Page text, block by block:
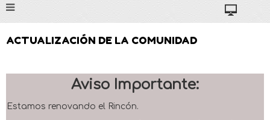
ACTUALIZACIÓN DE LA COMUNIDAD
Aviso Importante:
Estamos renovando el Rincón.